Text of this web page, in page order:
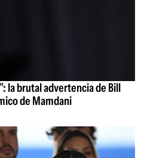
la brutal advertencia de Bill
de Mamdani